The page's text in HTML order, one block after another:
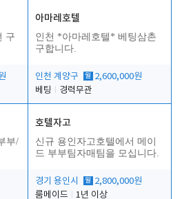
구
아마레호텔
인천 *아마레호텔* 베팅삼촌
구합니다.
인천 계양구 월 2,600,000원
베팅
경력무관
부/
호텔자고
신규 용인자고호텔에서 메이
드 부부팀자매팀을 모십니다.
경기 용인시 월 2,800,000원
룸메이드
1년 이상